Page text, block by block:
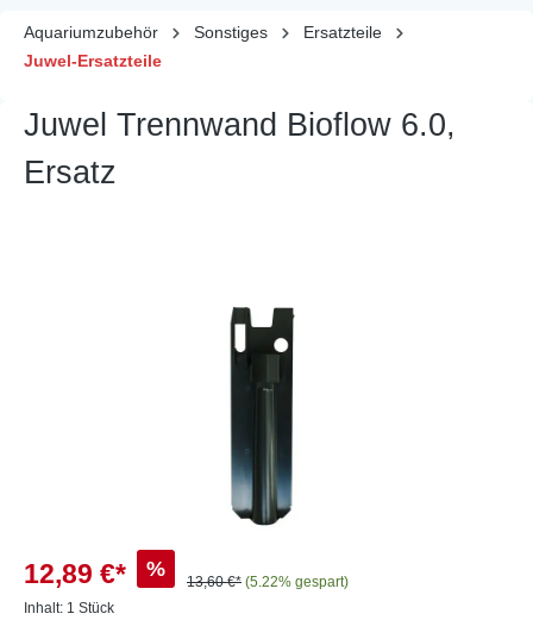
Aquariumzubehör Sonstiges
Ersatzteile
Juwel-Ersatzteile
Juwel Trennwand Bioflow 6.0,
Ersatz
12,89 €* %
13,60 €* (5.22% gespart)
Inhalt: 1 Stück